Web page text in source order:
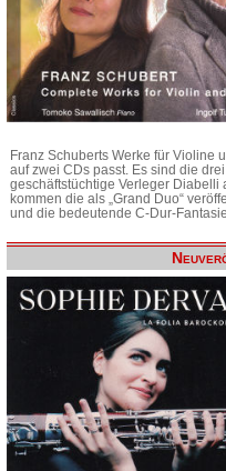
Franz Schuberts Werke für Violine
auf zwei CDs passt. Es sind die
geschäftstüchtige Verleger Diabelli
kommen die als „Grand Duo“
und die bedeutende C-Dur-